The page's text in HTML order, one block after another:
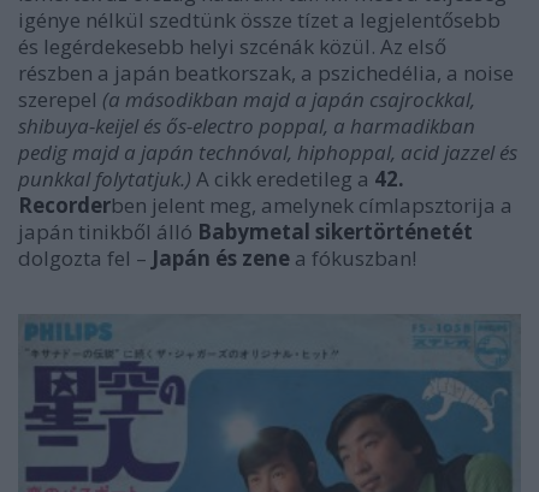
igénye nélkül szedtünk össze tízet a legjelentősebb
és legérdekesebb helyi szcénák közül. Az első
részben a japán beatkorszak, a pszichedélia, a noise
szerepel (a másodikban majd a japán csajrockkal,
shibuya-keijel és ős-electro poppal, a harmadikban
pedig majd a japán technóval, hiphoppal, acid jazzel és
punkkal folytatjuk.) A cikk eredetileg a 42.
Recorderben jelent meg, amelynek címlapsztorija a
japán tinikből álló Babymetal sikertörténetét
dolgozta fel – Japán és zene a fókuszban!